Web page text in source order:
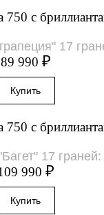
750 с
17
89 990 ₽
750 с
17
990 ₽